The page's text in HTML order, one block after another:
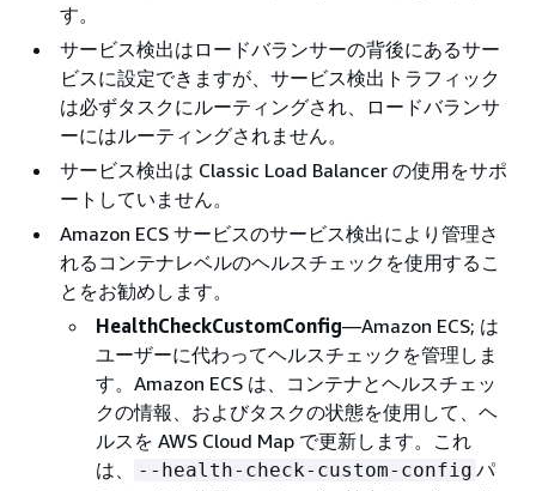
す。
サービス検出はロードバランサーの背後にあるサー
ビスに設定できますが、サービス検出トラフィック
は必ずタスクにルーティングされ、ロードバランサ
ーにはルーティングされません。
サービス検出は Classic Load Balancer の使用をサポ
ートしていません。
Amazon ECS サービスのサービス検出により管理さ
れるコンテナレベルのヘルスチェックを使用するこ
とをお勧めします。
HealthCheckCustomConfig—Amazon ECS; は
ユーザーに代わってヘルスチェックを管理しま
す。Amazon ECS は、コンテナとヘルスチェッ
クの情報、およびタスクの状態を使用して、ヘ
ルスを AWS Cloud Map で更新します。これ
は、
--health-check-custom-config パ